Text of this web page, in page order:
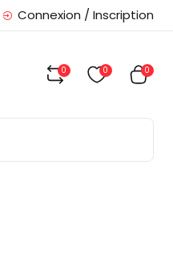
Connexion / Inscription
0 0 0